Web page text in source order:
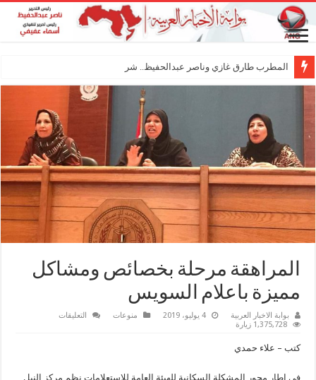
المطرب طارق غازي وناصر عبدالحفيظ.. شراكة فنية ت
المراهقة مرحلة بخصائص ومشاكل
مميزة باعلام السويس
بوابة الاخبار العربية 4 يوليو، 2019 منوعات التعليقات
1,375,728 زيارة
كتب – علاء حمدي
فى إطار محور المشكلة السكانية للهيئة العامة للاستعلامات نظم مركز النيل